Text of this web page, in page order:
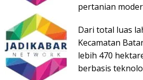
pertanian
Dari total luas
Kecamatan
lebih 470
berbasis